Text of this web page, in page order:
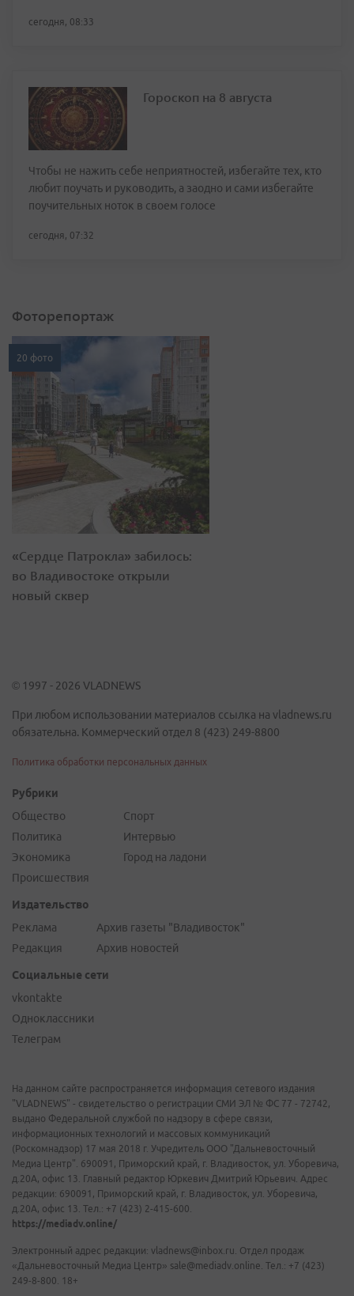
сегодня, 08:33
Гороскоп на 8 августа
Чтобы не нажить себе неприятностей, избегайте тех, кто
любит поучать и руководить, а заодно и сами избегайте
поучительных ноток в своем голосе
сегодня, 07:32
Фоторепортаж
20 фото
«Сердце Патрокла» забилось:
во Владивостоке открыли
новый сквер
© 1997 - 2026 VLADNEWS
При любом использовании материалов ссылка на vladnews.ru
обязательна. Коммерческий отдел 8 (423) 249-8800
Политика обработки персональных данных
Рубрики
Общество
Политика
Экономика
Происшествия
Спорт
Интервью
Город на ладони
Издательство
Реклама
Редакция
Архив газеты "Владивосток"
Архив новостей
Социальные сети
vkontakte
Одноклассники
Телеграм
На данном сайте распространяется информация сетевого издания
"VLADNEWS" - свидетельство о регистрации СМИ ЭЛ № ФС 77 - 72742,
выдано Федеральной службой по надзору в сфере связи,
информационных технологий и массовых коммуникаций
(Роскомнадзор) 17 мая 2018 г. Учредитель ООО "Дальневосточный
Медиа Центр". 690091, Приморский край, г. Владивосток, ул. Уборевича,
д.20А, офис 13. Главный редактор Юркевич Дмитрий Юрьевич. Адрес
редакции: 690091, Приморский край, г. Владивосток, ул. Уборевича,
д.20А, офис 13. Тел.: +7 (423) 2-415-600.
https://mediadv.online/
Электронный адрес редакции: vladnews@inbox.ru. Отдел продаж
«Дальневосточный Медиа Центр» sale@mediadv.online. Тел.: +7 (423)
249-8-800. 18+